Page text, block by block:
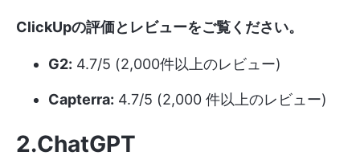
ClickUpの評価とレビューをご覧ください。
G2: 4.7/5 (2,000件以上のレビュー)
Capterra: 4.7/5 (2,000 件以上のレビュー)
2.ChatGPT